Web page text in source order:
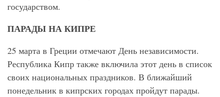
государством.
ПАРАДЫ НА КИПРЕ
25 марта в Греции отмечают День независимости.
Республика Кипр также включила этот день в список
своих национальных праздников. В ближайший
понедельник в кипрских городах пройдут парады.